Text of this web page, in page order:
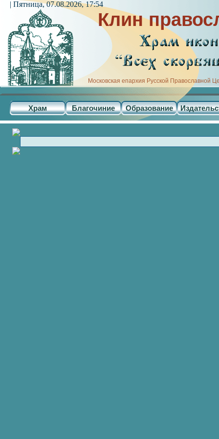
Клин
Московская епархия Русской Православной
Храм Благочиние Образование
| Пятница, 07.08.2026, 17:54